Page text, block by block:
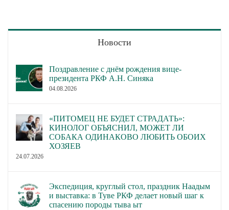
Новости
Поздравление с днём рождения вице-
президента РКФ А.Н. Синяка
04.08.2026
«ПИТОМЕЦ НЕ БУДЕТ СТРАДАТЬ»:
КИНОЛОГ ОБЪЯСНИЛ, МОЖЕТ ЛИ
СОБАКА ОДИНАКОВО ЛЮБИТЬ ОБОИХ
ХОЗЯЕВ
24.07.2026
Экспедиция, круглый стол, праздник Наадым
и выставка: в Туве РКФ делает новый шаг к
спасению породы тыва ыт